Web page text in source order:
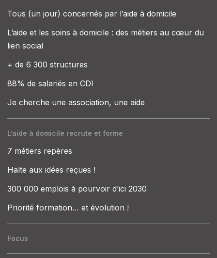
Tous (un jour) concernés par l’aide à domicile
L’aide et les soins à domicile : des métiers au cœur du
lien social
+ de 6 300 structures
88% de salariés en CDI
Je cherche une association, une aide
L’aide à domicile recrute et forme
7 métiers repères
Halte aux idées reçues !
300 000 emplois à pourvoir d’ici 2030
Priorité formation… et évolution !
Focus